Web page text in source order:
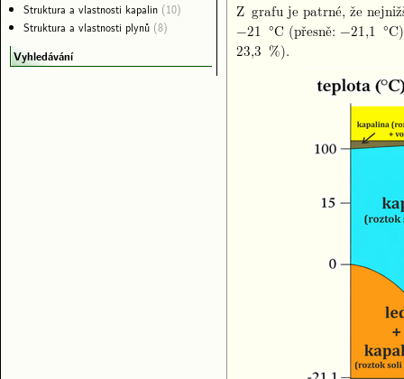
Z grafu je patrné, že
−21 °C (přesně: −21,1
23,3 %).
Struktura a vlastnosti kapalin (10)
Struktura a vlastnosti plynů (8)
Vyhledávání